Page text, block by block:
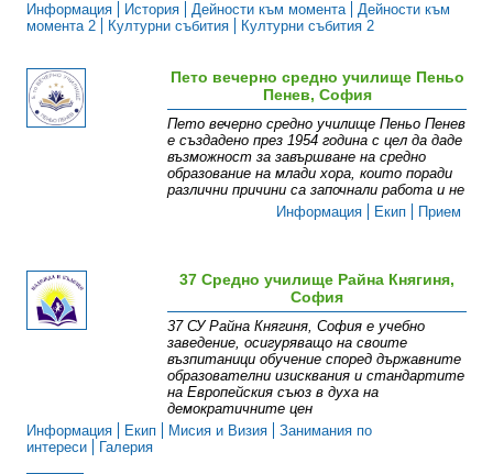
Информация
История Дейности към момента
Дейности към
момента 2
Културни събития Културни събития 2
Пето вечерно средно училище Пеньо
Пенев, София
Пето вечерно средно училище Пеньо Пенев
е създадено през 1954 година с цел да даде
възможност за завършване на средно
образование на млади хора, които поради
различни причини са започнали работа и не
Информация
Екип Прием
37 Средно училище Райна Княгиня,
София
37 СУ Райна Княгиня, София е учебно
заведение, осигуряващо на своите
възпитаници обучение според държавните
образователни изисквания и стандартите
на Европейския съюз в духа на
демократичните цен
Информация
Екип Мисия и Визия
Занимания по
интереси
Галерия